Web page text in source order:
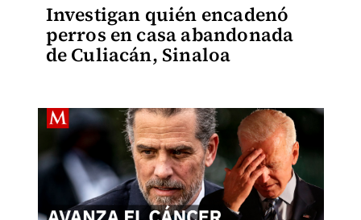
Investigan quién encadenó
perros en casa abandonada
de Culiacán, Sinaloa